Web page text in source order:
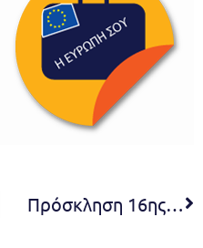
Πρόσκληση 16ης/2025 τακτικής συνεδρίασης της Δημοτικής Επιτροπής